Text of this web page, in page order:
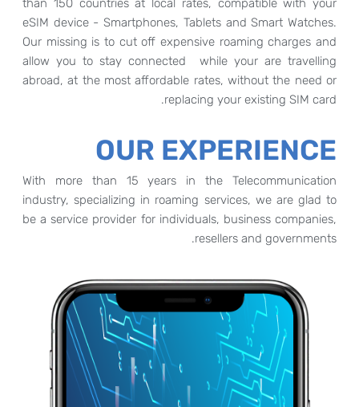
than 150 countries at local rates, compatible with your
eSIM device - Smartphones, Tablets and Smart Watches.
Our missing is to cut off expensive roaming charges and
allow you to stay connected while your are travelling
abroad, at the most affordable rates, without the need or
replacing your existing SIM card.
OUR EXPERIENCE
With more than 15 years in the Telecommunication
industry, specializing in roaming services, we are glad to
be a service provider for individuals, business companies,
resellers and governments.